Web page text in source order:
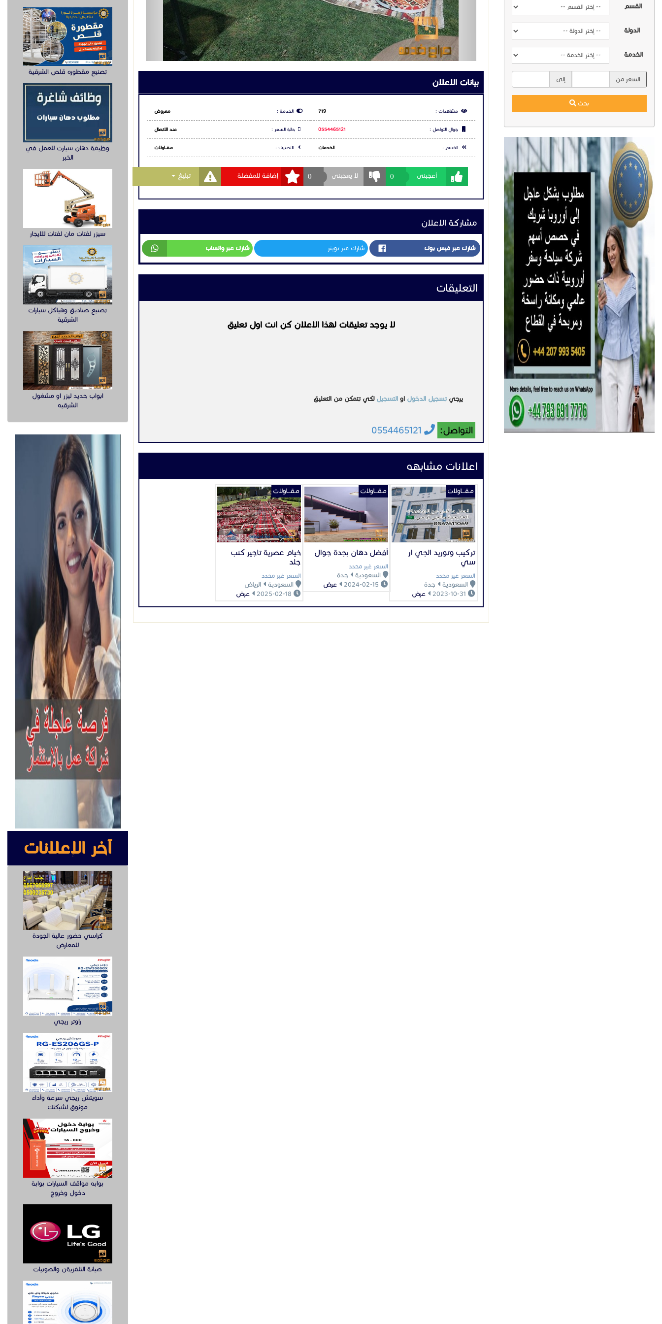
القسم
الدولة
الخدمة
السعر من إلى
بحث
استخدم الحصى أو الرمل كأرضية، وأضف شلالاً صغيرًا أو نافورة للمزيد من الأجواء الهادئة.
يمكنك إضافة زهور ونباتات محيطة بالجلسة لإضفاء جو طبيعي وجميل.
ضع كراسي طويلة (شيزلونج) للاستلقاء والاسترخاء بجانب المسبح.
أضف طاولات جانبية صغيرة لوضع المشروبات أو الكتب.
استخدم مظلة شمسية كبيرة لحماية من الشمس خلال النهار.
استخدم شموع أو فوانيس صغيرة لإضاءة الطاولة.
يمكن إضافة طاولة شواء (باربكيو) بالقرب لتحضير الوجبات الطازجة.
للتواصل معنا على الارقام التالية
:
0554465121
0545453113
https://almgdhaflat-sa.com/
بيانات الاعلان
مشاهدات : 719 الخدمة : معروض
جوال التواصل : 0554465121 حالة السعر : عند الاتصال
القسم : الخدمات التصنيف : مـقـــاولات
أعجبنى 0 لا يعجبنى 0 إضافة للمفضلة تبليغ Toggle Dropdown
مشاركة الاعلان
شارك عبر فيس بوك شارك عبر تويتر شارك عبر واتساب
التعليقات
لا يوجد تعليقات لهذا الاعلان كن انت اول تعليق
يرجيتسجيل الدخول او التسجيل لكي تتمكن من التعليق
التواصل: 0554465121
اعلانات مشابهه
تركيب وتوريد الجي ار
سي
السعر غير محدد
السعودية
جدة
عرض
مـقـــاولات
أفضل دهان بجدة جوال
السعر غير محدد
السعودية
جدة
2024-02-15
عرض
مـقـــاولات
خيام عصرية تاجير كنب
جلد
السعر غير محدد
السعودية
الرياض
2025-02-18
عرض
مـقـــاولات
تصنيع مقطوره قلص الشرقية
وظيفة دهان سيارت للعمل في
الخبر
سيزر لفتات مان لفتات للايجار
تصنيع صناديق وهياكل سيارات
الشرقية
ابواب حديد ليزر او مشغول
الشرقيه
آخر الإعلانات
كراسي حضور عالية الجودة
للمعارض
راوتر ريجي
سويتش ريجي سرعة وأداء
موثوق لشبكتك
بوابه مواقف السيارات بوابة
دخول وخروج
صيانة التلفزيةن والصوتيات